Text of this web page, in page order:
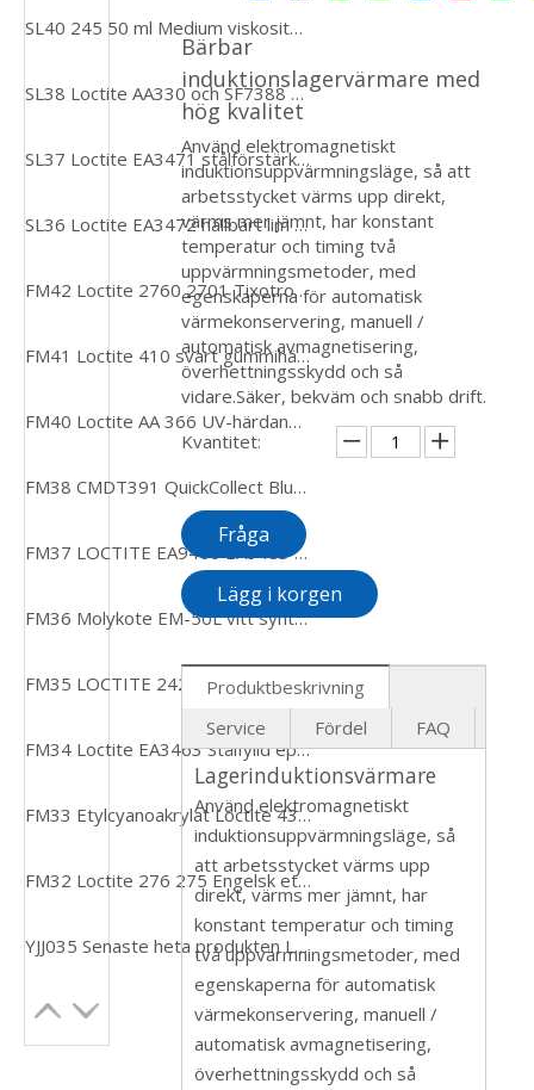
SL40 245 50 ml Medium viskositet Trådlåsande lim används för metallfästelement
SL38 Loctite AA330 och SF7388 Multi-substratlimningslim för PVC, fenoliska och akrylföreningar
SL37 Loctite EA3471 stålförstärkt epoxi för maskin
SL36 Loctite EA3472 hällbart lim för gjutning på svåråtkomliga områden
FM42 Loctite 2760 2701 Tixotropisk, höghållfast snabbhärdande Heavy Duty-applikationer Gänglåsare
FM41 Loctite 410 svart gummihärdat endelad, rumstemperaturhärdande, gapfyllande snabblim
FM40 Loctite AA 366 UV-härdande strukturbinder medelviskositet Snabbt fixturlim
FM38 CMDT391 QuickCollect Bluetooth-aktiverat handhållen sensorsats
FM37 LOCTITE EA9466 EA9483 50ML 2-delat, gulaktigt, strukturellt bindande epoxilim
FM36 Molykote EM-50L vitt syntetiskt fett för plastdelar 1KG CAN
FM35 LOCTITE 2422 Dimethacrylate Ester Akryl Gänglåsande Pasta Blå Anaerobic Cure
FM34 Loctite EA3463 Stålfylld epoxi Knådbar Stick Epoxi Reparationsspackel Epoxi
FM33 Etylcyanoakrylat Loctite 435 gummihärdat lim Snabblim
FM32 Loctite 276 275 Engelsk etikett Hög styrka, lågviskös gänglåsande grönt lim
YJJ035 Senaste heta produkten Loctiter EA9394 QT ARERO APA Adhesive
Bärbar
induktionslagervärmare med
hög kvalitet
Använd elektromagnetiskt
induktionsuppvärmningsläge, så att
arbetsstycket värms upp direkt,
värms mer jämnt, har konstant
temperatur och timing två
uppvärmningsmetoder, med
egenskaperna för automatisk
värmekonservering, manuell /
automatisk avmagnetisering,
överhettningsskydd och så
vidare.Säker, bekväm och snabb drift.
Kvantitet:
Fråga
Lägg i korgen
Produktbeskrivning
Service
Fördel FAQ
Lagerinduktionsvärmare
Använd elektromagnetiskt
induktionsuppvärmningsläge, så
att arbetsstycket värms upp
direkt, värms mer jämnt, har
konstant temperatur och timing
två uppvärmningsmetoder, med
egenskaperna för automatisk
värmekonservering, manuell /
automatisk avmagnetisering,
överhettningsskydd och så